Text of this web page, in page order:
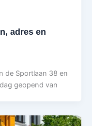
adres en
de Sportlaan 38 en
geopend van